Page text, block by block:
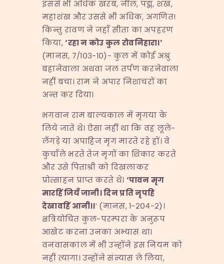
इससे भी अधिक खरब, नील, पद्म, शंख,
महाशंख और उससे भी अधिक, अगणित!
किन्तु रावण ने जहाँ सीता का अपहरण
किया,‘रहानकोउकुलरोवनिहारा।’
(मानस, ७/१०३-१०)- कुल में कोई अश्रु
बहानेवाला अथवा जल तर्पण करनेवाला
नहीं बचा। राम ने अपार निशाचरों का
अन्त कर दिया।
भगवान राम बाल्यकाल में मृगया के
लिये जाते थे। ऐसा नहीं था कि वह लूले-
लँगड़े या अपाहिज मृग मारते रहे हों। वे
कुचाँले भरते तेज मृगों का शिकार करते
और उसे पिताश्री को दिखलाकर
प्रोत्साहन प्राप्त करते थे। ‘पावनमृग
मारहिंजियँजानी।दिनप्रतिनृपहि
देखावहिं आनी।।’ (मानस, १-२०४-२)।
क्षत्रियोचित कुल-परम्परा के अनुरूप
आखेट करना उनका अभ्यास था।
वनवासकाल में भी उन्होंने इस नियम को
नहीं त्यागा। उन्होंने संन्यास ले लिया,